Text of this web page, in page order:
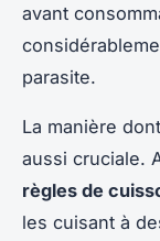
avant
parasite.
La manière
aussi cruciale.
règles de
les cuisant à